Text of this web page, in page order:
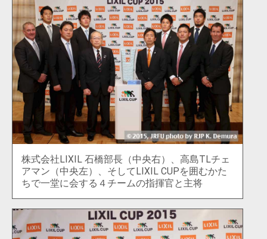
株式会社LIXIL 石橋部長（中央右）、高島TLチェ
アマン（中央左）、そしてLIXIL CUPを囲むかた
ちで一堂に会する４チームの指揮官と主将